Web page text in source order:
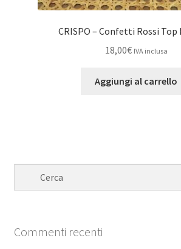
CRISPO – Confetti Rossi Top
18,00€ IVA inclusa
Aggiungi al carrello
Commenti recenti